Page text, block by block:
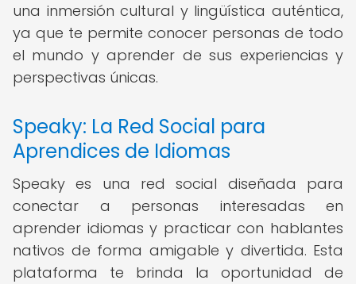
una inmersión cultural y lingüística auténtica,
ya que te permite conocer personas de todo
el mundo y aprender de sus experiencias y
perspectivas únicas.
Speaky: La Red Social para
Aprendices de Idiomas
Speaky es una red social diseñada para
conectar a personas interesadas en
aprender idiomas y practicar con hablantes
nativos de forma amigable y divertida. Esta
plataforma te brinda la oportunidad de